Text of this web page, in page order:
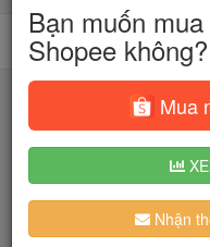
Người dùng đang
Bạn muốn
Shopee không?
Mua
Nhận